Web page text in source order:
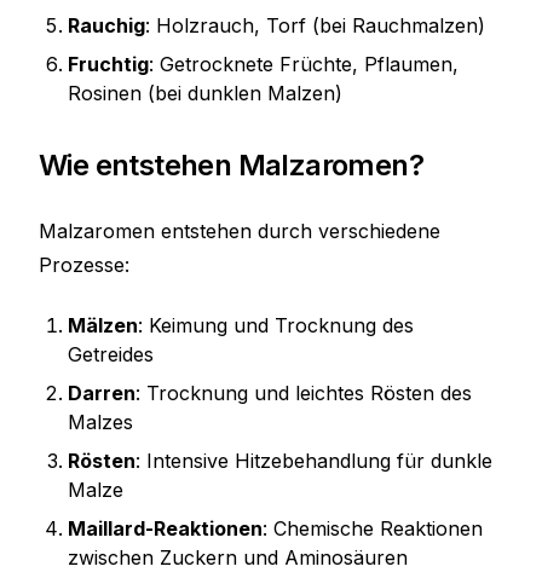
Rauchig: Holzrauch, Torf (bei Rauchmalzen)
Fruchtig: Getrocknete Früchte, Pflaumen,
Rosinen (bei dunklen Malzen)
Wie entstehen Malzaromen?
Malzaromen entstehen durch verschiedene
Prozesse:
Mälzen: Keimung und Trocknung des
Getreides
Darren: Trocknung und leichtes Rösten des
Malzes
Rösten: Intensive Hitzebehandlung für dunkle
Malze
Maillard-Reaktionen: Chemische Reaktionen
zwischen Zuckern und Aminosäuren